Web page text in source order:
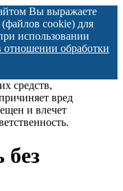
Вы выражаете
cookie) для
использовании
отношении обработки
средств,
вред
и влечет